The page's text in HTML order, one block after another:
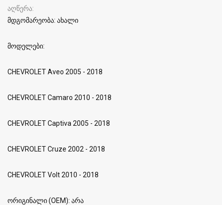
აღწერა
მდგომარეობა: ახალი
მოდელები:
CHEVROLET Aveo 2005 - 2018
CHEVROLET Camaro 2010 - 2018
CHEVROLET Captiva 2005 - 2018
CHEVROLET Cruze 2002 - 2018
CHEVROLET Volt 2010 - 2018
ორიგინალი (OEM): არა